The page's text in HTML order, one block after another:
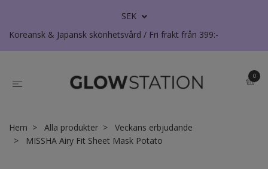
SEK
Koreansk & Japansk skönhetsvård / Fri frakt från 399:-
0
Hem Alla produkter
Veckans erbjudande
MISSHA Airy Fit Sheet Mask Potato